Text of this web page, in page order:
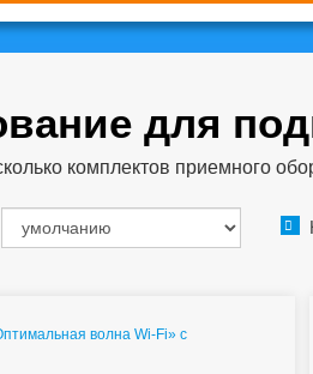
для
комплектов приемного